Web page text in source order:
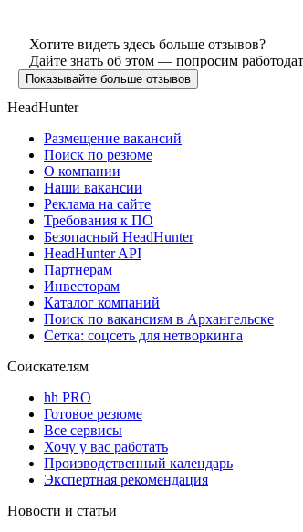
Хотите видеть здесь больше отзывов?
Дайте знать об этом — попросим
Показывайте больше отзывов
HeadHunter
Размещение вакансий
Поиск по резюме
О компании
Наши вакансии
Реклама на сайте
Требования к ПО
Безопасный HeadHunter
HeadHunter API
Партнерам
Инвесторам
Каталог компаний
Поиск по вакансиям в Архангельске
Сетка: соцсеть для нетворкинга
Соискателям
hh PRO
Готовое резюме
Все сервисы
Хочу у вас работать
Производственный календарь
Экспертная рекомендация
Новости и статьи